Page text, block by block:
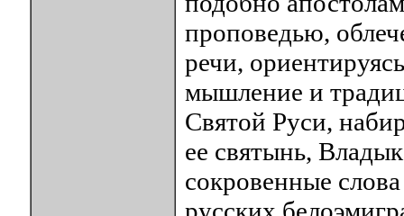
проповедью,
речи,
мышление и
Святой Руси,
ее святынь,
сокровенные